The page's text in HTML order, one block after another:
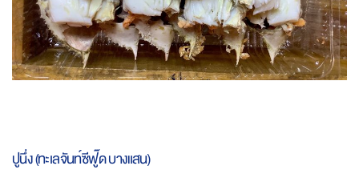
to
the
ปูนึ่ง (ทะเลจันท์ซีฟู๊ด บางแสน)